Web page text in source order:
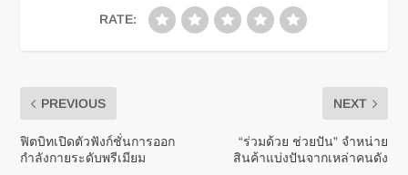
RATE:
PREVIOUS
ฟิตบิทเปิดตัวฟังก์ชั่นการออก
กำลังกายระดับพรีเมียม
NEXT
“ร่วมด้วย ช่วยปัน” จำหน่าย
สินค้าแบ่งปันจากเหล่าคนดัง